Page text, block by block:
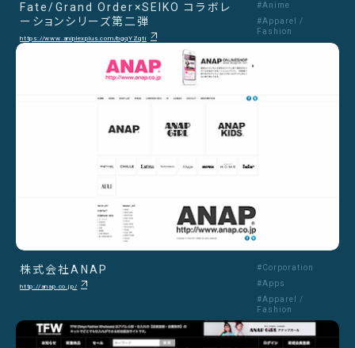
Fate/Grand Order×SEIKO コラボレ
ーションシリーズ第二弾
https://www.aniplexplus.com/bgqYZqti
#Anime
#Apparel /
Fashion
株式会社ANAP
http://anap.co.jp/
#Corporation
#Apps
#Apparel /
Fashion